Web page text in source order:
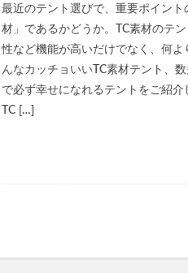
最近のテント選びで、重要ポイント
材」であるかどうか。TC素材のテ
性など機能が高いだけでなく、何よ
んなカッチョいいTC素材テント、
で必ず幸せになれるテントをご紹介
TC […]